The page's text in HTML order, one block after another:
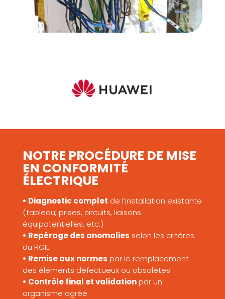
NOTRE PROCÉDURE DE MISE
EN CONFORMITÉ
ÉLECTRIQUE
• Diagnostic complet de l’installation existante
(tableau, prises, circuits, liaisons
équipotentielles, etc.)
• Repérage des anomalies selon les critères
du RGIE
• Remise aux normes par le remplacement
des éléments défectueux ou obsolètes
• Contrôle final et validationpar un
organisme agréé